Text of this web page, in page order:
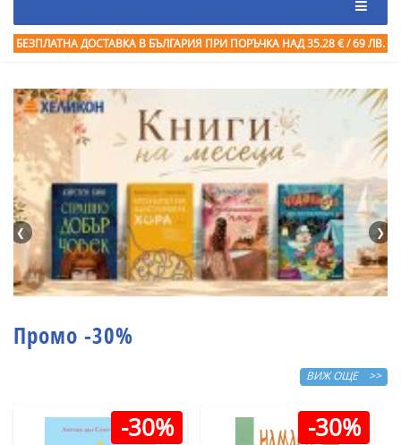
БЕЗПЛАТНА ДОСТАВКА В БЪЛГАРИЯ ПРИ ПОРЪЧКА НАД 35.28 € / 69 ЛВ.
❮ ❯
Промо -30%
ВИЖ ОЩЕ >>
-30% -30%